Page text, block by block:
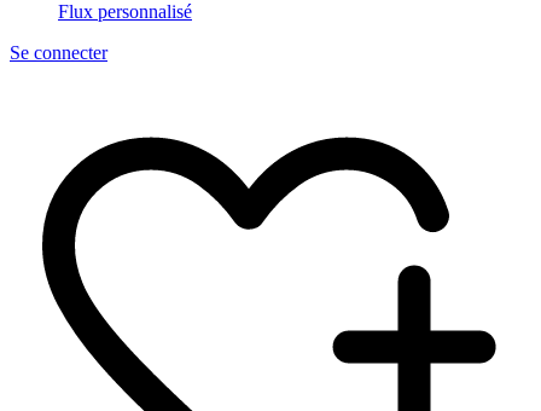
Flux personnalisé
Se connecter